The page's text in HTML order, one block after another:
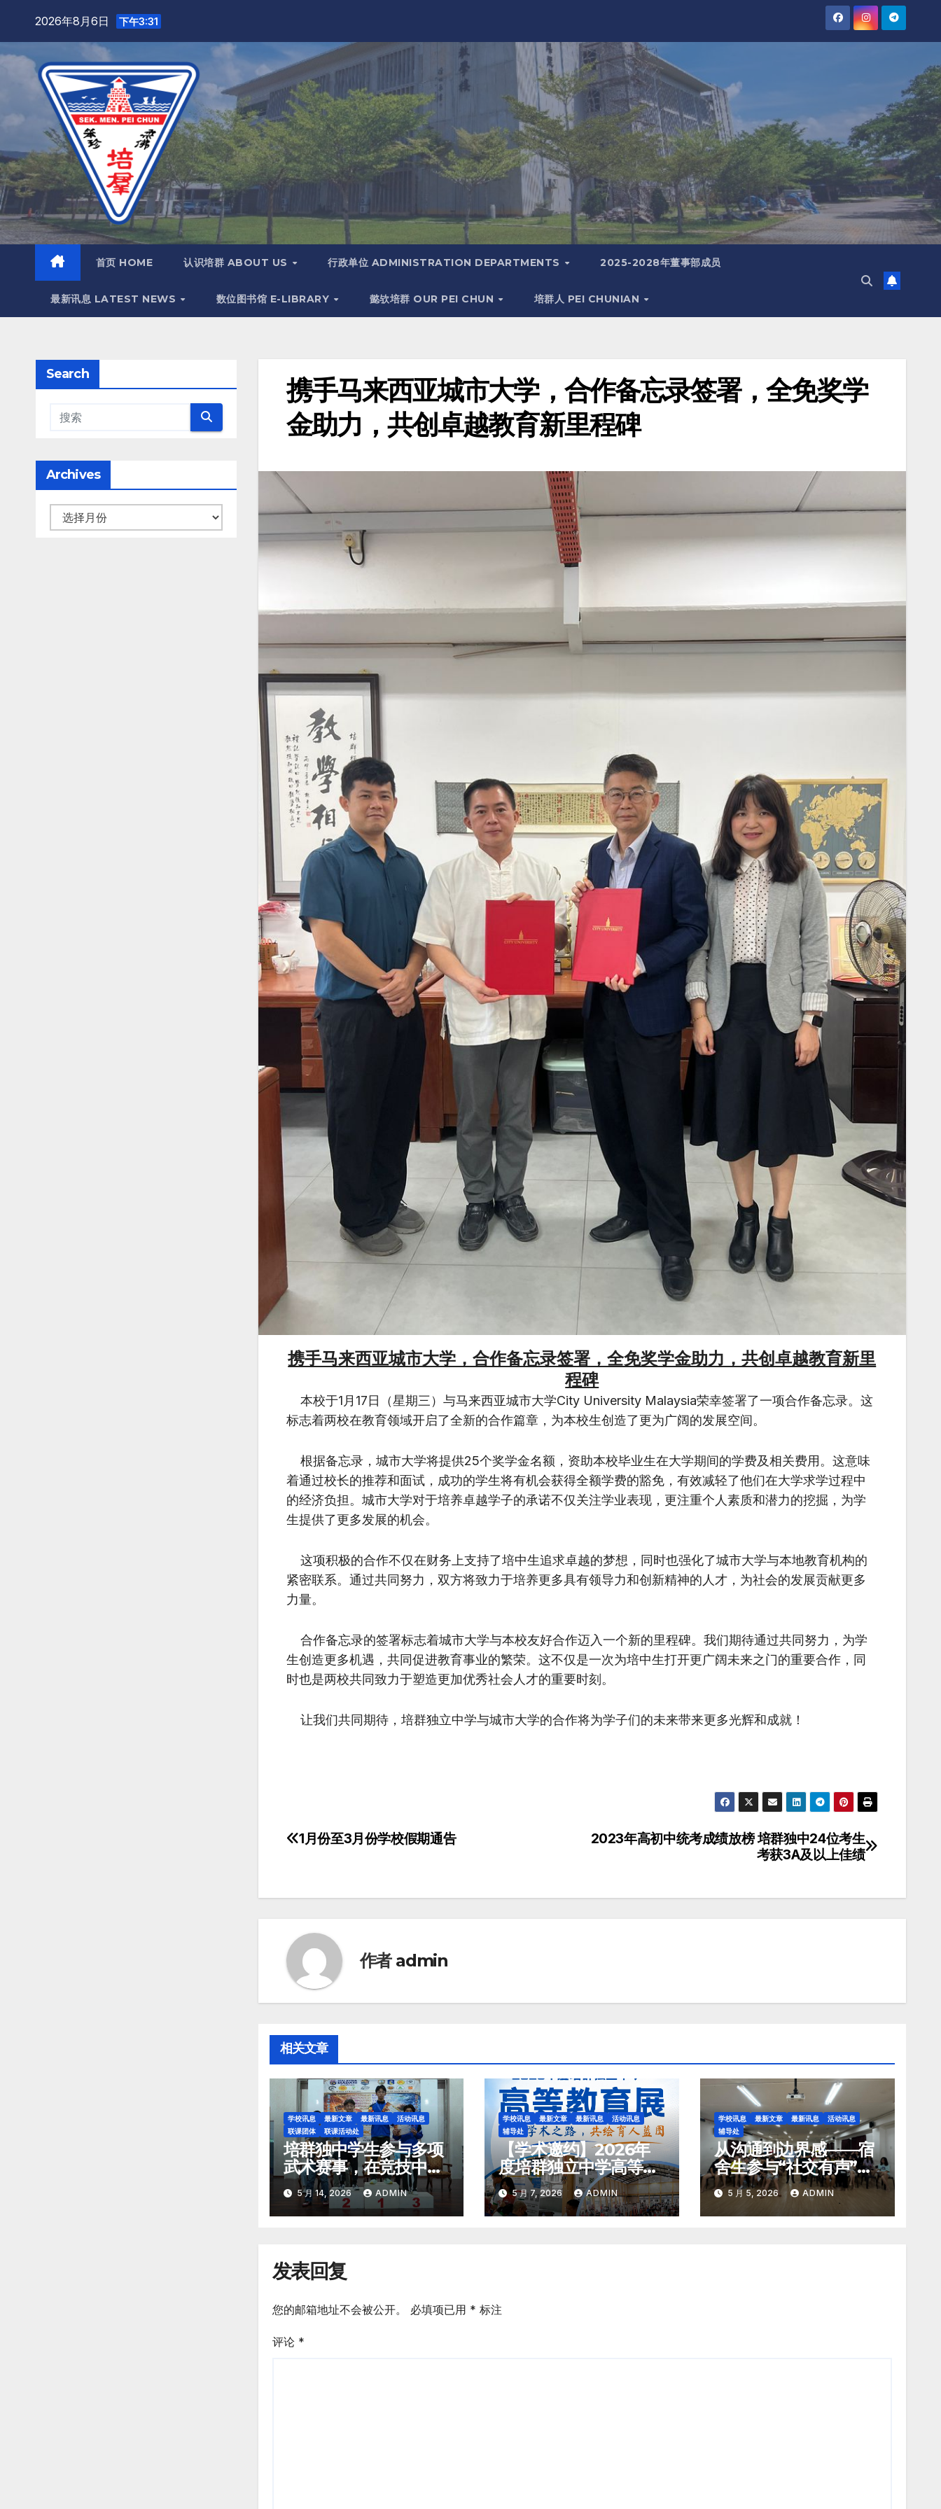
2026年8月6日 下午3:31
首页 HOME 认识培群 ABOUT US 行政单位 ADMINISTRATION DEPARTMENTS 2025-2028年董事部成员
最新讯息 LATEST NEWS 数位图书馆 E-LIBRARY 懿欤培群 OUR PEI CHUN 培群人 PEI CHUNIAN
Search
Archives
携手马来西亚城市大学，合作备忘录签署，全免奖学
金助力，共创卓越教育新里程碑
携手马来西亚城市大学，合作备忘录签署，全免奖学金助力，共创卓越教育新里
程碑
本校于1月17日（星期三）与马来西亚城市大学City University Malaysia荣幸签署了一项合作备忘录。这
标志着两校在教育领域开启了全新的合作篇章，为本校生创造了更为广阔的发展空间。
根据备忘录，城市大学将提供25个奖学金名额，资助本校毕业生在大学期间的学费及相关费用。这意味
着通过校长的推荐和面试，成功的学生将有机会获得全额学费的豁免，有效减轻了他们在大学求学过程中
的经济负担。城市大学对于培养卓越学子的承诺不仅关注学业表现，更注重个人素质和潜力的挖掘，为学
生提供了更多发展的机会。
这项积极的合作不仅在财务上支持了培中生追求卓越的梦想，同时也强化了城市大学与本地教育机构的
紧密联系。通过共同努力，双方将致力于培养更多具有领导力和创新精神的人才，为社会的发展贡献更多
力量。
合作备忘录的签署标志着城市大学与本校友好合作迈入一个新的里程碑。我们期待通过共同努力，为学
生创造更多机遇，共同促进教育事业的繁荣。这不仅是一次为培中生打开更广阔未来之门的重要合作，同
时也是两校共同致力于塑造更加优秀社会人才的重要时刻。
让我们共同期待，培群独立中学与城市大学的合作将为学子们的未来带来更多光辉和成就！
2023年高初中统考成绩放榜 培群独中24位考生
考获3A及以上佳绩​
1月份至3月份学校假期通告
作者 admin
相关文章
学校讯息 最新文章 最新讯息
活动讯息
联课团体
联课活动处
培群独中学生参与多项
武术赛事，在竞技中收
获成长
5 月 14, 2026 ADMIN
学校讯息 最新文章 最新讯息
活动讯息
辅导处
【学术邀约】2026年
度培群独立中学高等教
育展 筑梦学术之路，共
绘育人蓝图
5 月 7, 2026 ADMIN
学校讯息 最新文章 最新讯息
活动讯息
辅导处
从沟通到边界感——宿
舍生参与“社交有声”讲
座5 月 5, 2026 ADMIN
发表回复
您的邮箱地址不会被公开。 必填项已用 * 标注
评论 *